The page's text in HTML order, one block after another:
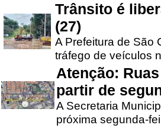
Trânsito é
(27)
A Prefeitura de São
tráfego de veículos
Atenção:
partir de
A Secretaria
próxima segunda-